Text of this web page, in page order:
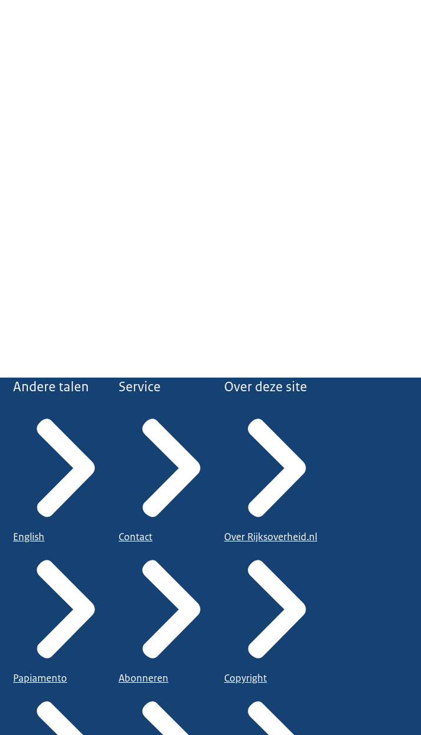
Andere talen
English
Papiamento
Service
Contact
Abonneren
Over deze site
Over Rijksoverheid.nl
Copyright